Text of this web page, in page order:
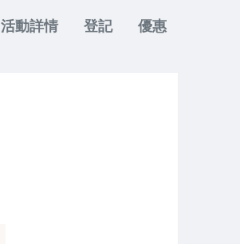
活動詳情 登記 優惠